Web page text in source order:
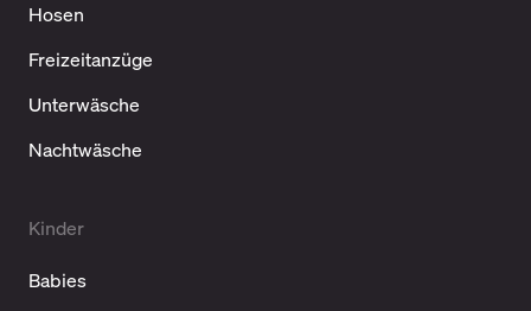
Hosen
Freizeitanzüge
Unterwäsche
Nachtwäsche
Kinder
Babies